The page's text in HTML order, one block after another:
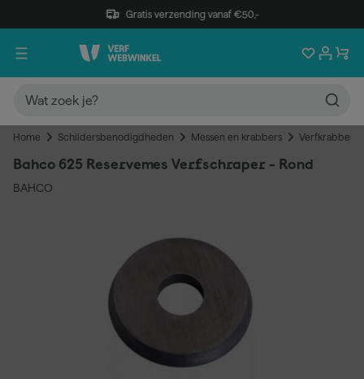
Gratis verzending vanaf €50,-
Home Schildersbenodigdheden Messen en krabbers Verfkrabbers
Bahco 625 Reservemes Verfschraper - Rond
BAHCO